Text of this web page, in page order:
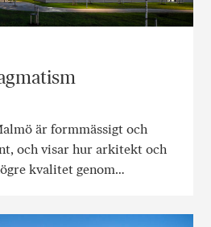
är formmässigt och
och visar hur arkitekt och
kvalitet genom…